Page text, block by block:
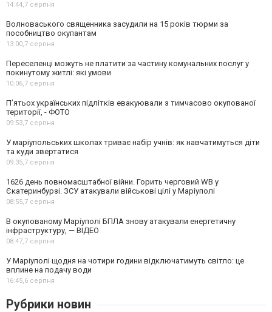
14:44,7 серпня
Волноваського священника засудили на 15 років тюрми за
пособництво окупантам
13:00,7 серпня
Переселенці можуть не платити за частину комунальних послуг у
покинутому житлі: які умови
10:06,7 серпня
П’ятьох українських підлітків евакуювали з тимчасово окупованої
території, - ФОТО
09:53,7 серпня
У маріупольських школах триває набір учнів: як навчатимуться діти
та куди звертатися
09:35,7 серпня
1626 день повномасштабної війни. Горить черговий WB у
Єкатеринбурзі. ЗСУ атакували військові цілі у Маріуполі
08:55,7 серпня
В окупованому Маріуполі БПЛА знову атакували енергетичну
інфраструктуру, — ВІДЕО
08:47,7 серпня
У Маріуполі щодня на чотири години відключатимуть світло: це
вплине на подачу води
16:45,6 серпня
Рубрики новин